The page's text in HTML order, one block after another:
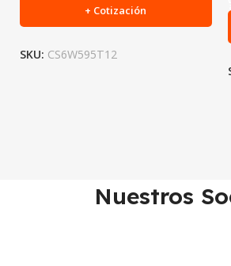
+ Cotización
SKU: CS6W595T12
Nuestros